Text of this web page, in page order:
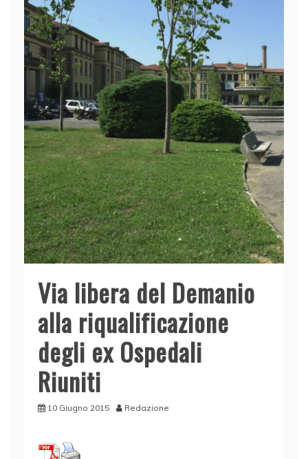
Via libera del Demanio
alla riqualificazione
degli ex Ospedali
Riuniti
10 Giugno 2015 Redazione